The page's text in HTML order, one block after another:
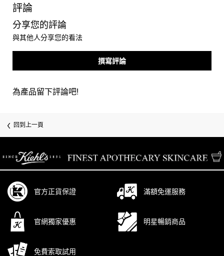
評論
分享您的評論
與其他人分享您的看法
撰寫評論
為產品留下評論吧!
回到上一頁
官方正貨保證 滿額免運服務
官網獨家優惠 明星暢銷商品
免費索取試用